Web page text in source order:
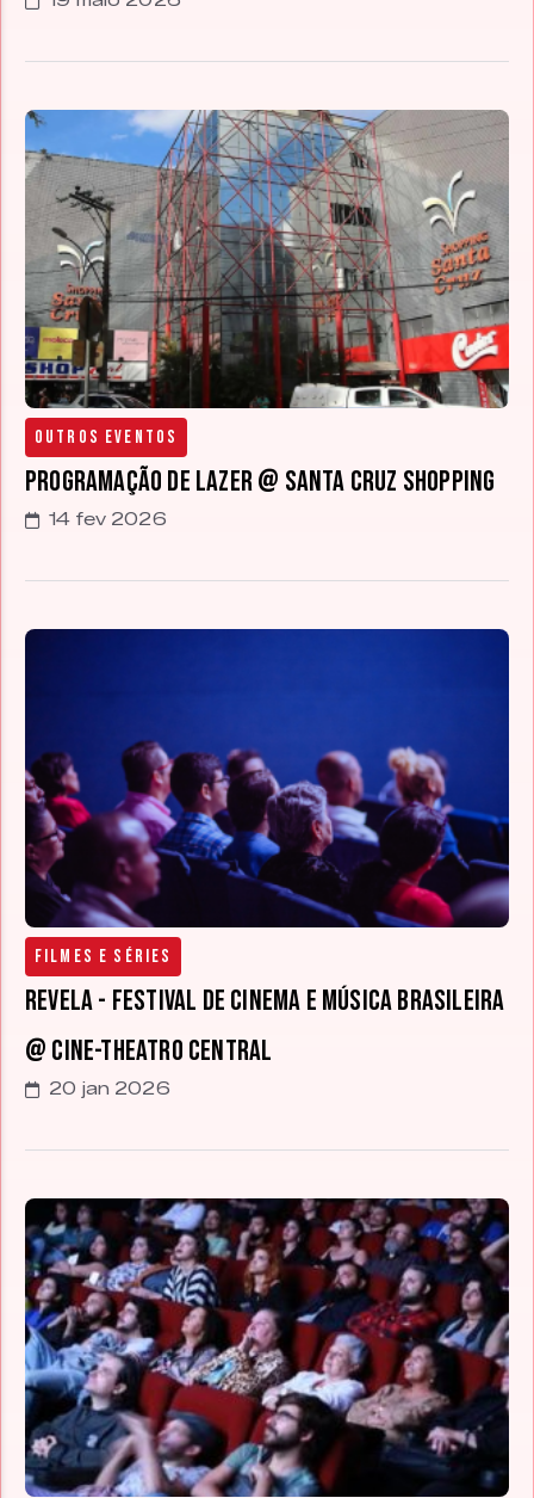
Outros Eventos
Programação de Lazer @ Santa Cruz Shopping
14 fev 2026
Filmes e Séries
Revela - Festival de Cinema e Música Brasileira
@ Cine-Theatro Central
20 jan 2026